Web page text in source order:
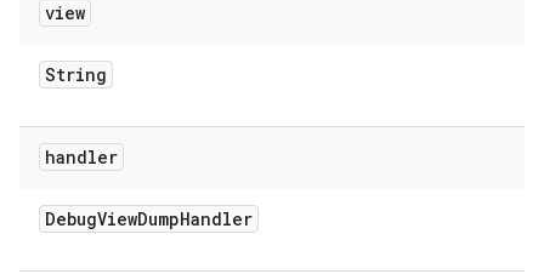
view
String
handler
DebugViewDumpHandler